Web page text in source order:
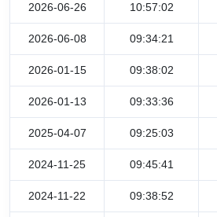
2026-06-26 10:57:02
2026-06-08 09:34:21
2026-01-15 09:38:02
2026-01-13 09:33:36
2025-04-07 09:25:03
2024-11-25 09:45:41
2024-11-22 09:38:52